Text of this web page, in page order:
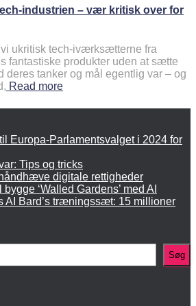
industrien – vær kritisk over for
ukritisk tech-iværksætterne fra
fantastiske produkter uden at sætte
deres tanker og mål egentlig var – og
Read more
Europa-Parlamentsvalget i 2024 for
Tips og tricks
digitale rettigheder
‘Walled Gardens’ med AI
AI Bard’s træningssæt: 15 millioner
Søg